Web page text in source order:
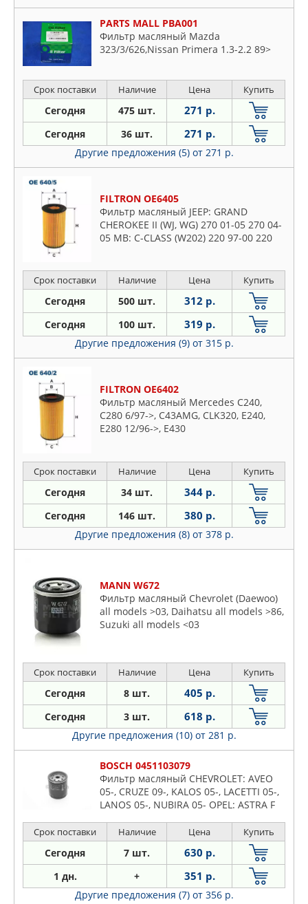
PARTS MALL PBA001
Фильтр масляный Mazda
323/3/626,Nissan Primera 1.3-2.2 89>
Срок поставки Наличие Цена Купить
Сегодня 475 шт. 271 р.
Сегодня 36 шт. 271 р.
Другие предложения (5) от 271 р.
FILTRON OE6405
Фильтр масляный JEEP: GRAND
CHEROKEE II (WJ, WG) 270 01-05 270 04-
05 MB: C-CLASS (W202) 220 97-00 220
Срок поставки Наличие Цена Купить
Сегодня 500 шт. 312 р.
Сегодня 100 шт. 319 р.
Другие предложения (9) от 315 р.
FILTRON OE6402
Фильтр масляный Mercedes C240,
C280 6/97->, C43AMG, CLK320, E240,
E280 12/96->, E430
Срок поставки Наличие Цена Купить
Сегодня 34 шт. 344 р.
Сегодня 146 шт. 380 р.
Другие предложения (8) от 378 р.
MANN W672
Фильтр масляный Chevrolet (Daewoo)
all models >03, Daihatsu all models >86,
Suzuki all models <03
Срок поставки Наличие Цена Купить
Сегодня 8 шт. 405 р.
Сегодня 3 шт. 618 р.
Другие предложения (10) от 281 р.
BOSCH 0451103079
Фильтр масляный CHEVROLET: AVEO
05-, CRUZE 09-, KALOS 05-, LACETTI 05-,
LANOS 05-, NUBIRA 05- OPEL: ASTRA F
93-, OMEGA B 94-
Срок поставки Наличие Цена Купить
Сегодня 7 шт. 630 р.
1 дн. + 351 р.
Другие предложения (7) от 356 р.